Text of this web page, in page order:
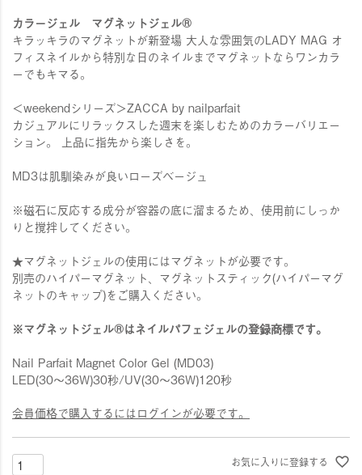
カラージェル マグネットジェル®
キラッキラのマグネットが新登場 大人な雰囲気のLADY MAG オ
フィスネイルから特別な日のネイルまでマグネットならワンカラ
ーでもキマる。
＜weekendシリーズ＞ZACCA by nailparfait
カジュアルにリラックスした週末を楽しむためのカラーバリエー
ション。 上品に指先から楽しさを。
MD3は肌馴染みが良いローズベージュ
※磁石に反応する成分が容器の底に溜まるため、使用前にしっか
りと撹拌してください。
★マグネットジェルの使用にはマグネットが必要です。
別売のハイパーマグネット、マグネットスティック(ハイパーマグ
ネットのキャップ)をご購入ください。
※マグネットジェル®はネイルパフェジェルの登録商標です。
Nail Parfait Magnet Color Gel (MD03)
LED(30〜36W)30秒/UV(30〜36W)120秒
会員価格で購入するにはログインが必要です。
お気に入りに登録する